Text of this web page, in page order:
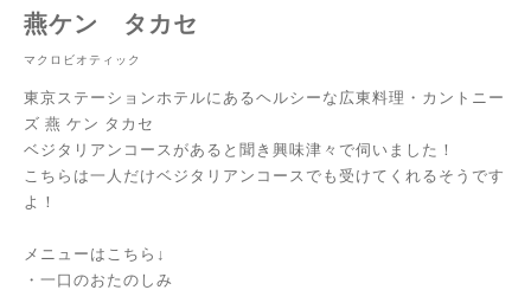
燕ケン タカセ
マクロビオティック
東京ステーションホテルにあるヘルシーな広東料理・カントニー
ズ 燕 ケン タカセ
ベジタリアンコースがあると聞き興味津々で伺いました！
こちらは一人だけベジタリアンコースでも受けてくれるそうです
よ！
メニューはこちら↓
・一口のおたのしみ